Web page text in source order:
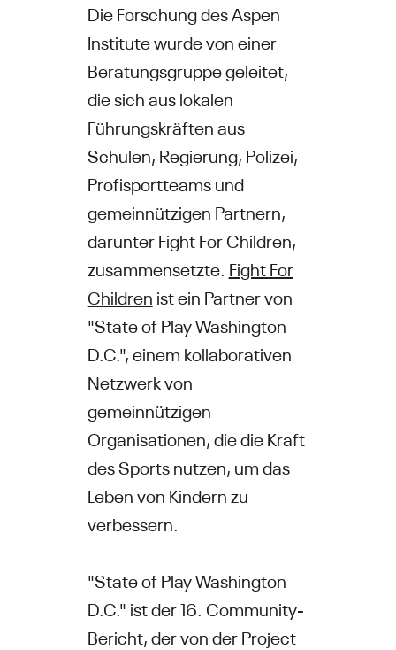
Die Forschung des Aspen
Institute wurde von einer
Beratungsgruppe geleitet,
die sich aus lokalen
Führungskräften aus
Schulen, Regierung, Polizei,
Profisportteams und
gemeinnützigen Partnern,
darunter Fight For Children,
zusammensetzte. Fight For
Children ist ein Partner von
"State of Play Washington
D.C.", einem kollaborativen
Netzwerk von
gemeinnützigen
Organisationen, die die Kraft
des Sports nutzen, um das
Leben von Kindern zu
verbessern.
"State of Play Washington
D.C." ist der 16. Community-
Bericht, der von der Project